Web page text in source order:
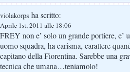
violakorps ha scritto:
Aprile 1st, 2011 alle 18:06
FREY non e’ solo un grande portiere, e’
uomo squadra, ha carisma, carattere
capitano della Fiorentina. Sarebbe una
tecnica che umana…teniamolo!